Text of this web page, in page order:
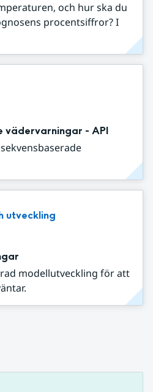
och hur ska du
procentsiffror? I
vädervarningar - API
utveckling
modellutveckling för att